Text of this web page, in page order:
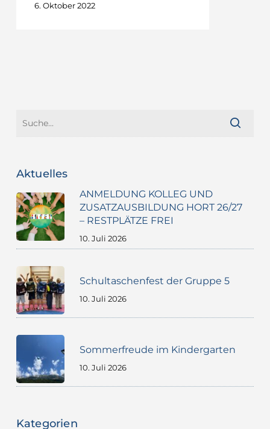
6. Oktober 2022
Aktuelles
ANMELDUNG KOLLEG UND
ZUSATZAUSBILDUNG HORT 26/27
– RESTPLÄTZE FREI
10. Juli 2026
Schultaschenfest der Gruppe 5
10. Juli 2026
Sommerfreude im Kindergarten
10. Juli 2026
Kategorien